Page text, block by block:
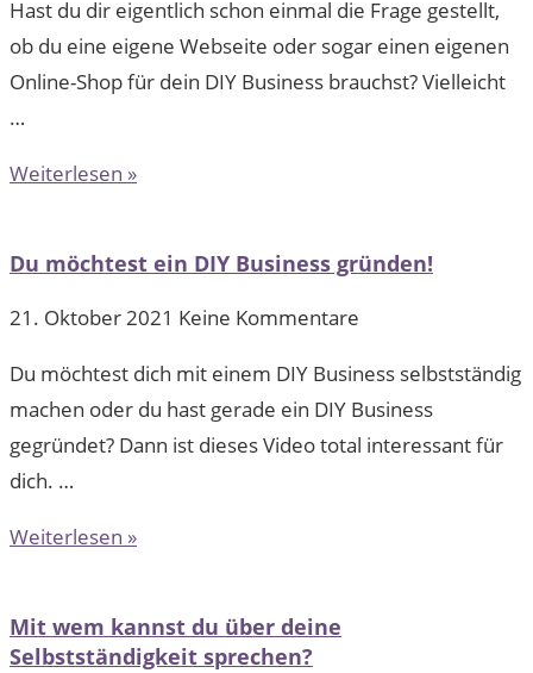
Hast du dir eigentlich schon einmal die Frage gestellt,
ob du eine eigene Webseite oder sogar einen eigenen
Online-Shop für dein DIY Business brauchst? Vielleicht
…
Weiterlesen »
Du möchtest ein DIY Business gründen!
21. Oktober 2021 Keine Kommentare
Du möchtest dich mit einem DIY Business selbstständig
machen oder du hast gerade ein DIY Business
gegründet? Dann ist dieses Video total interessant für
dich. …
Weiterlesen »
Mit wem kannst du über deine
Selbstständigkeit sprechen?